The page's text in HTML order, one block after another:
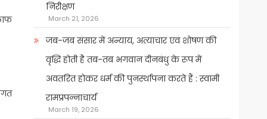
निरीक्षण
March 21, 2026
जब-जब संसार में अन्याय, अत्याचार एवं शोषण की
वृद्धि होती है तब-तब भगवान दीनबंधु के रूप में
अवतरित होकर धर्म की पुनर्स्थापना करते हैं : स्वामी
रामप्रपन्नाचार्य
March 19, 2026